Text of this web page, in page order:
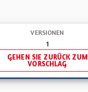
VERSIONEN
1
GEHEN SIE ZURÜCK ZUM
VORSCHLAG